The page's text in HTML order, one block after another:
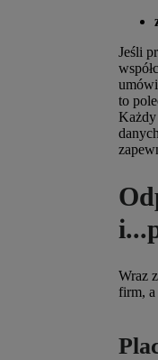
Jeśli
to
Każdy
Wraz
firm, a